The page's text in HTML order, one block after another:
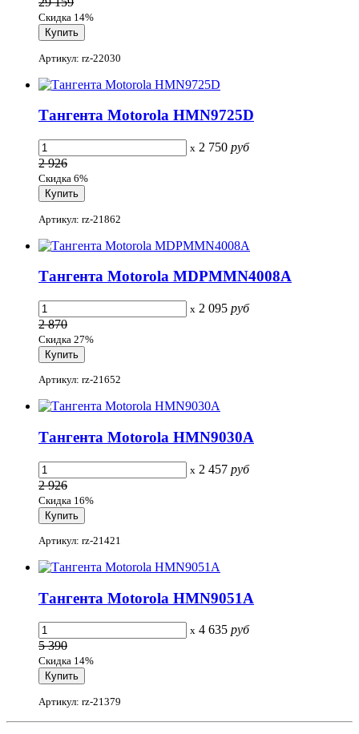
Скидка 14%
Артикул: rz-22030
Тангента Motorola HMN9725D
x 2 750 руб
2 926
Скидка 6%
Артикул: rz-21862
Тангента Motorola MDPMMN4008A
x 2 095 руб
2 870
Скидка 27%
Артикул: rz-21652
Тангента Motorola HMN9030A
x 2 457 руб
2 926
Скидка 16%
Артикул: rz-21421
Тангента Motorola HMN9051A
x 4 635 руб
5 390
Скидка 14%
Артикул: rz-21379